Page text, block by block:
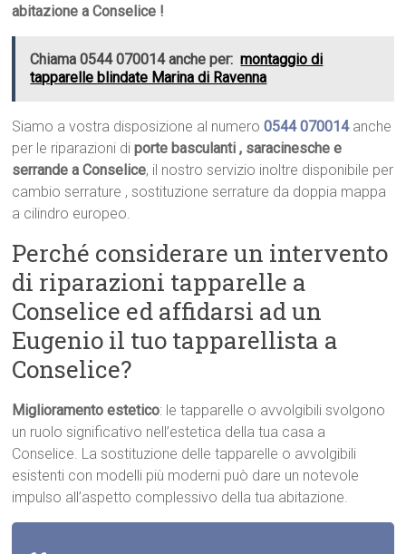
abitazione a Conselice !
Chiama 0544 070014 anche per: montaggio di
tapparelle blindate Marina di Ravenna
Siamo a vostra disposizione al numero0544 070014anche
per le riparazioni diporte basculanti , saracinesche e
serrande a Conselice, il nostro servizio inoltre disponibile per
cambio serrature , sostituzione serrature da doppia mappa
a cilindro europeo.
Perché considerare un intervento
di riparazioni tapparelle a
Conselice ed affidarsi ad un
Eugenio il tuo tapparellista a
Conselice?
Miglioramento estetico: le tapparelle o avvolgibili svolgono
un ruolo significativo nell’estetica della tua casa a
Conselice. La sostituzione delle tapparelle o avvolgibili
esistenti con modelli più moderni può dare un notevole
impulso all’aspetto complessivo della tua abitazione.